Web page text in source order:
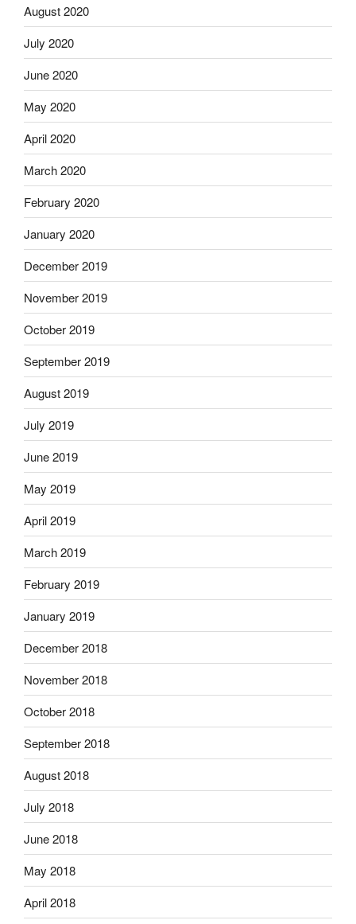
August 2020
July 2020
June 2020
May 2020
April 2020
March 2020
February 2020
January 2020
December 2019
November 2019
October 2019
September 2019
August 2019
July 2019
June 2019
May 2019
April 2019
March 2019
February 2019
January 2019
December 2018
November 2018
October 2018
September 2018
August 2018
July 2018
June 2018
May 2018
April 2018